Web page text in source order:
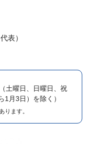
表）
（土曜日、日曜日、祝
1月3日）を除く）
ります。